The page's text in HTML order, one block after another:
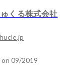
くる株式会社
on 09/2019